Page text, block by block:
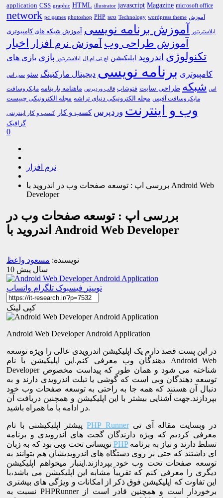
application CSS graphic HTML illustrator javascript Magazine microsoft office
network pc games photoshop PHP seo Technology wordpress theme آموزش
ایلاستریتور آموزش برنامه نویسی آموزش شبکه های کامپیوتری
آموزش طراحی وب آموزش نرم افزار اخبار
تکنولوژی اندروید اپلیکیشن اچ تی ام ال ایلاستریتور بازی بازی های
کامپیوتری برنامه نویسی دیجیتال مارکتینگ سئو سی اس
اس شبکه طراحی سایت فتوشاپ قالب وردپرس ماهنامه بازینامه مایکروسافت
مایکروسافت آفیس مجله الکترونیکی دنیای تراشه مجله الکترونیکی چیپست
وب و اینترنت وردپرس کسب و کار کسب و کار اینترنتی
گرافیک
0
نرم افزار
بررسی اپ : توسعه صفحات وب در اندروید با Android Web
Developer
بررسی اپ : توسعه صفحات وب در
اندروید با Android Web Developer
نویسنده: مسعود واعظ
10 سال پیش
توییتر فیسبوک تلگرام واتساپ
کپی لینک
Android Web Developer Android Application
در این پست قصد دارم یک اپلیکیشن اندرویدی عالی را ویژه توسعه
دهندگان وب معرفی کنم.این اپلیکیشن با نام Android Web
Developer شناخته می شود و همان طور که پیداست مخصوص
توسعه دهندگان وبی است که گوشی یا تبلت اندرویدی دارند و به
دنبال آن هستند که همه جا به راحتی به توسعه صفحات وب خود
بپردازند.جهت آشنایی بیشتر با این اپلیکیشن و همچنین دریافت آن
در ادامه با ما همراه باشید.
پیشتر اپلیکیشنی با نامPHP Runnerدر وبسایت مقاله آی تی
معرفی کردیم که ویژه دارندگان گجت های اندرویدی و برنامه
نویسانی تحت وبی بود که به زبانPHPتسلط دارند و نیاز به برنامه
ای داشتند که حتی بر روی دستگاه های اندرویدیشان هم بتوانند به
توسعه صفحات تحت وب خود بپردازند.اینبار میخواهم اپلیکیشن
دیگری را معرفی کنم که تقریباً مشابه این اپلیکیشن می باشد،با
این تفاوت که اپلیکیشن فوق ذکر از امکانات و ویژگی های بیشتری
نسبت به PHPRunner برخوردار است و همچنین قادر است از